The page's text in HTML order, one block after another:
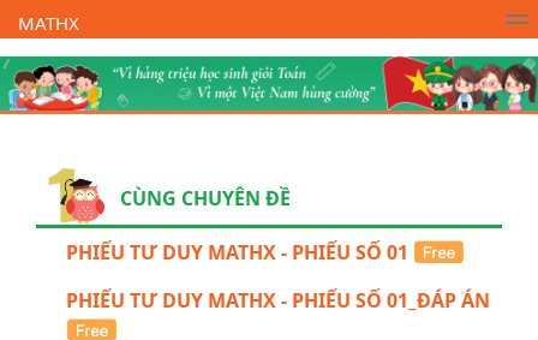
MATHX
Trường Toán Online MATHX Học toán - Lớp 1
CÙNG CHUYÊN ĐỀ
PHIẾU TƯ DUY MATHX - PHIẾU SỐ 01
PHIẾU TƯ DUY MATHX - PHIẾU SỐ 01_ĐÁP ÁN